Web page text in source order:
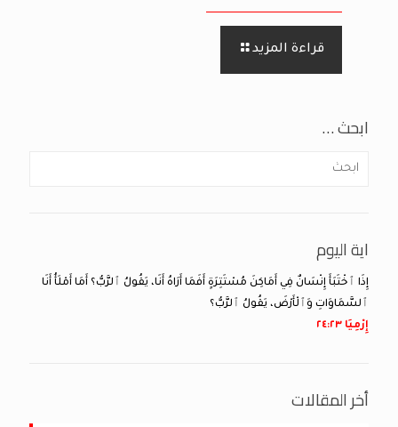
قراءة المزيد
ابحث …
اية اليوم
إِذَا ٱخْتَبَأَ إِنْسَانٌ فِي أَمَاكِنَ مُسْتَتِرَةٍ أَفَمَا أَرَاهُ أَنَا، يَقُولُ ٱلرَّبُّ؟ أَمَا أَمْلَأُ أَنَا
ٱلسَّمَاوَاتِ وَٱلْأَرْضَ، يَقُولُ ٱلرَّبُّ؟
إِرْمِيَا ٢٣:‏٢٤
أخر المقالات